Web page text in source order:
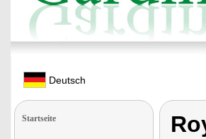
Deutsch
Startseite